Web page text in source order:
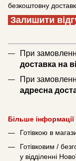
безкоштовну
Залишити
При
доставка на
При
адресна
Більше
Готівкою в
Готівковим /
у відділенні